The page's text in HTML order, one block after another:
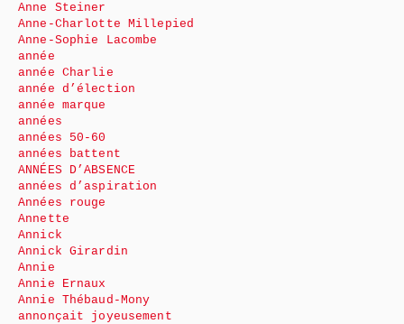
Anne Steiner
Anne-Charlotte Millepied
Anne-Sophie Lacombe
année
année Charlie
année d’élection
année marque
années
années 50-60
années battent
ANNÉES D’ABSENCE
années d’aspiration
Années rouge
Annette
Annick
Annick Girardin
Annie
Annie Ernaux
Annie Thébaud-Mony
annonçait joyeusement